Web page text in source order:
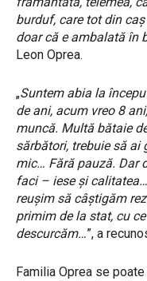
burduf, care tot din
doar că e ambalată în
Leon Oprea.
„Suntem abia la
de ani, acum vreo 8
muncă. Multă bătaie
sărbători, trebuie să ai
mic… Fără pauză. Dar
faci – iese şi
reuşim să câştigăm
primim de la stat, cu
descurcăm…”, a
Familia Oprea se